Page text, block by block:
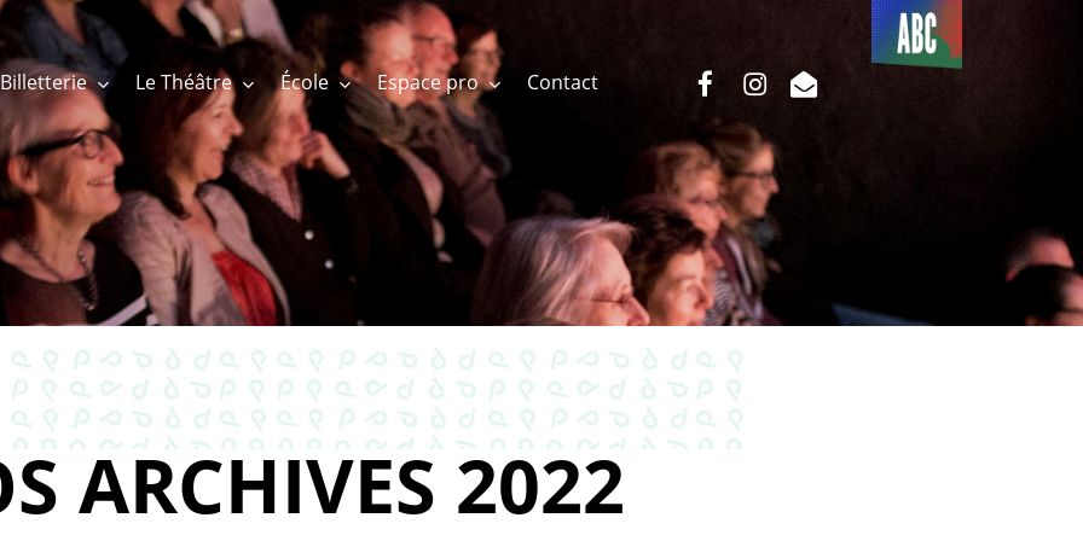
Billetterie Le Théâtre École Espace pro Contact
Du côté
de l’ABC
facebookinstagram
email
ARCHIVES 2022